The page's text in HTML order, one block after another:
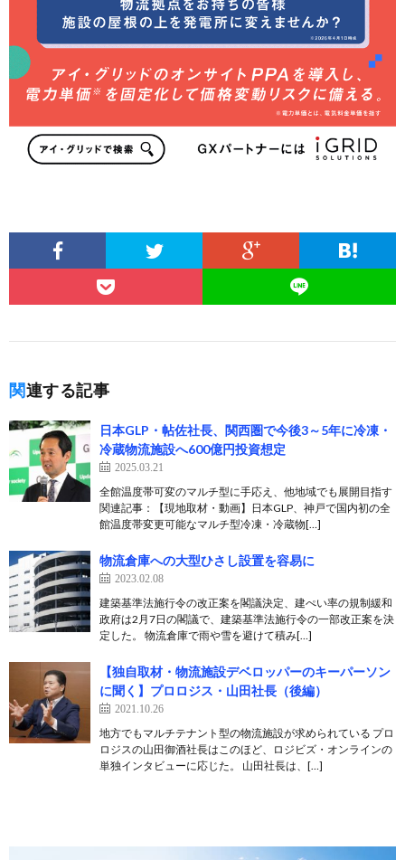
関連する記事
日本GLP・帖佐社長、関西圏で今後3～5年に冷凍・
冷蔵物流施設へ600億円投資想定
2025.03.21
全館温度帯可変のマルチ型に手応え、他地域でも展開目指す
関連記事：【現地取材・動画】日本GLP、神戸で国内初の全
館温度帯変更可能なマルチ型冷凍・冷蔵物[…]
物流倉庫への大型ひさし設置を容易に
2023.02.08
建築基準法施行令の改正案を閣議決定、建ぺい率の規制緩和
政府は2月7日の閣議で、建築基準法施行令の一部改正案を決
定した。 物流倉庫で雨や雪を避けて積み[…]
【独自取材・物流施設デベロッパーのキーパーソン
に聞く】プロロジス・山田社長（後編）
2021.10.26
地方でもマルチテナント型の物流施設が求められている プロ
ロジスの山田御酒社長はこのほど、ロジビズ・オンラインの
単独インタビューに応じた。 山田社長は、[…]